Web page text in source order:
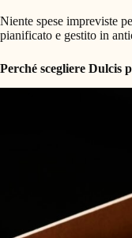
Niente spese impreviste
pianificato e gestito in
Perché scegliere Dulcis